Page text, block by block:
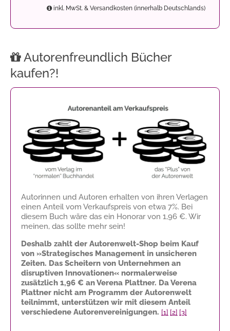
inkl. MwSt. & Versandkosten (innerhalb Deutschlands)
Autorenfreundlich Bücher
kaufen?!
Autorinnen und Autoren erhalten von ihren Verlagen
einen Anteil vom Verkaufspreis von etwa 7%. Bei
diesem Buch wäre das ein Honorar von 1,96 €. Wir
meinen, das sollte mehr sein!
Deshalb zahlt der Autorenwelt-Shop beim Kauf
von »Strategisches Management in unsicheren
Zeiten. Das Scheitern von Unternehmen an
disruptiven Innovationen« normalerweise
zusätzlich 1,96 € an Verena Plattner. Da Verena
Plattner nicht am Programm der Autorenwelt
teilnimmt, unterstützen wir mit diesem Anteil
verschiedene Autorenvereinigungen. [1] [2] [3]